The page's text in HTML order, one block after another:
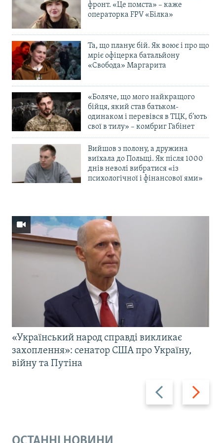
фронт. «Це помста» – каже
операторка FPV «Білка»
Та, що планує бій. Як воює і про що
мріє офіцерка батальйону
«Свобода» Маргарита
«Боляче, що мого найкращого
бійця, який став батьком-
одинаком і перевівся в ТЦК, б’ють
свої в тилу» – комбриг Габінет
Вийшов з полону, а дружина
виїхала до Польщі. Як після 1000
днів неволі вибратися «із
психологічної і фінансової ями»
Назад Вперед
«Український народ справді викликає
захоплення»: сенатор США про Україну,
війну та Путіна